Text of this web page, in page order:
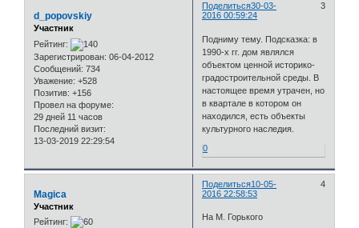
Поделиться 3
30-03-
2016 00:59:24
d_popovskiy
Участник
Рейтинг:
Зарегистрирован: 06-04-2012
Сообщений: 734
Уважение: +528
Позитив: +156
Провел на форуме:
29 дней 11 часов
Последний визит:
13-03-2019 22:29:54
Подниму тему. Подсказка: в
1990-х гг. дом являлся
объектом ценной историко-
градостроительной среды. В
настоящее время утрачен, но
в квартале в котором он
находился, есть объекты
культурного наследия.
0
Поделиться 4
10-05-
2016 22:58:53
Magica
Участник
Рейтинг:
На М. Горького